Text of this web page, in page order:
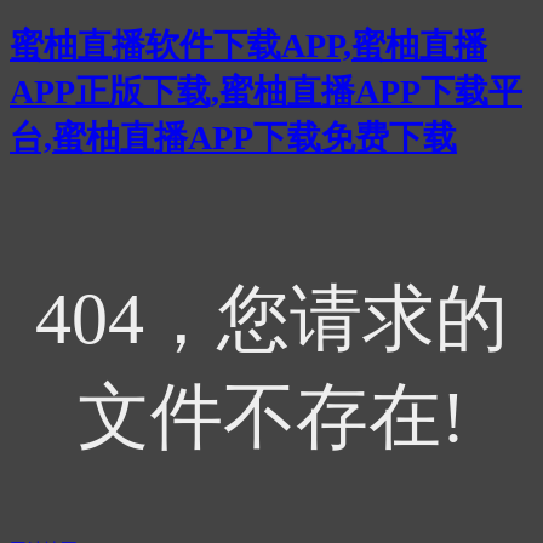
蜜柚直播软件下载APP,蜜柚直播
APP正版下载,蜜柚直播APP下载平
台,蜜柚直播APP下载免费下载
404，您请求的
文件不存在!